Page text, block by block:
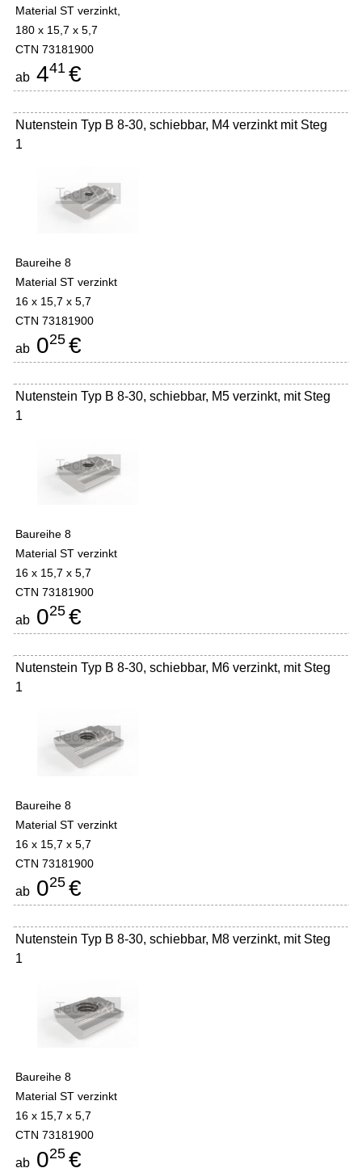
Material ST verzinkt,
180 x 15,7 x 5,7
CTN 73181900
ab 441 €
Nutenstein Typ B 8-30, schiebbar, M4 verzinkt mit Steg
1
Baureihe 8
Material ST verzinkt
16 x 15,7 x 5,7
CTN 73181900
ab 025 €
Nutenstein Typ B 8-30, schiebbar, M5 verzinkt, mit Steg
1
Baureihe 8
Material ST verzinkt
16 x 15,7 x 5,7
CTN 73181900
ab 025 €
Nutenstein Typ B 8-30, schiebbar, M6 verzinkt, mit Steg
1
Baureihe 8
Material ST verzinkt
16 x 15,7 x 5,7
CTN 73181900
ab 025 €
Nutenstein Typ B 8-30, schiebbar, M8 verzinkt, mit Steg
1
Baureihe 8
Material ST verzinkt
16 x 15,7 x 5,7
CTN 73181900
ab 025 €